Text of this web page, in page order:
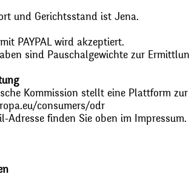
und Gerichtsstand ist Jena.
PAYPAL wird akzeptiert.
sind Pauschalgewichte zur
Kommission stellt eine Plattform
consumers/odr
Adresse finden Sie oben im Impressum.